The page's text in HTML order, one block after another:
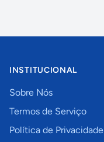
INSTITUCIONAL
Sobre Nós
Termos de Serviço
Política de Privacidade